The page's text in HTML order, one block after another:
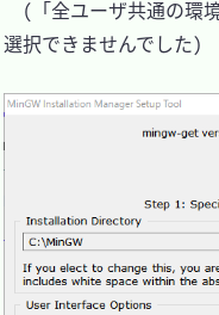
(「全ユーザ共通の環
選択できませんでした)